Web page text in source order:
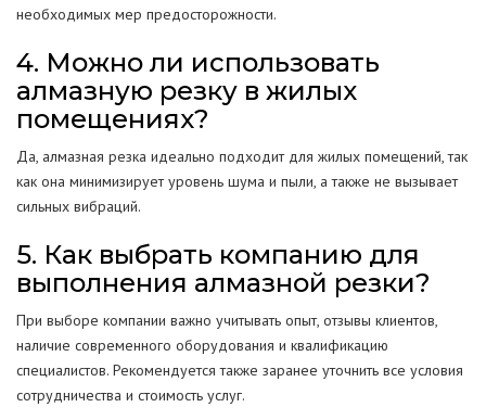
необходимых мер предосторожности.
4. Можно ли использовать
алмазную резку в жилых
помещениях?
Да, алмазная резка идеально подходит для жилых помещений, так
как она минимизирует уровень шума и пыли, а также не вызывает
сильных вибраций.
5. Как выбрать компанию для
выполнения алмазной резки?
При выборе компании важно учитывать опыт, отзывы клиентов,
наличие современного оборудования и квалификацию
специалистов. Рекомендуется также заранее уточнить все условия
сотрудничества и стоимость услуг.